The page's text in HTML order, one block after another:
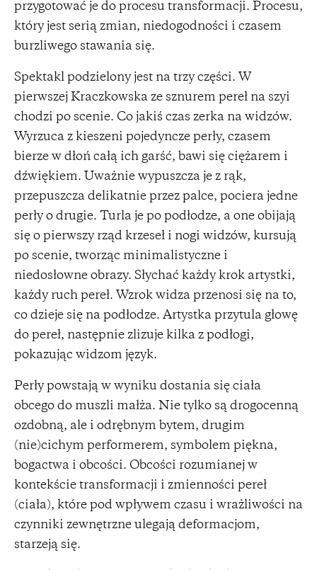
przygotować je do procesu transformacji. Procesu,
który jest serią zmian, niedogodności i czasem
burzliwego stawania się.
Spektakl podzielony jest na trzy części. W
pierwszej Kraczkowska ze sznurem pereł na szyi
chodzi po scenie. Co jakiś czas zerka na widzów.
Wyrzuca z kieszeni pojedyncze perły, czasem
bierze w dłoń całą ich garść, bawi się ciężarem i
dźwiękiem. Uważnie wypuszcza je z rąk,
przepuszcza delikatnie przez palce, pociera jedne
perły o drugie. Turla je po podłodze, a one obijają
się o pierwszy rząd krzeseł i nogi widzów, kursują
po scenie, tworząc minimalistyczne i
niedosłowne obrazy. Słychać każdy krok artystki,
każdy ruch pereł. Wzrok widza przenosi się na to,
co dzieje się na podłodze. Artystka przytula głowę
do pereł, następnie zlizuje kilka z podłogi,
pokazując widzom język.
Perły powstają w wyniku dostania się ciała
obcego do muszli małża. Nie tylko są drogocenną
ozdobną, ale i odrębnym bytem, drugim
(nie)cichym performerem, symbolem piękna,
bogactwa i obcości. Obcości rozumianej w
kontekście transformacji i zmienności pereł
(ciała), które pod wpływem czasu i wrażliwości na
czynniki zewnętrzne ulegają deformacjom,
starzeją się.